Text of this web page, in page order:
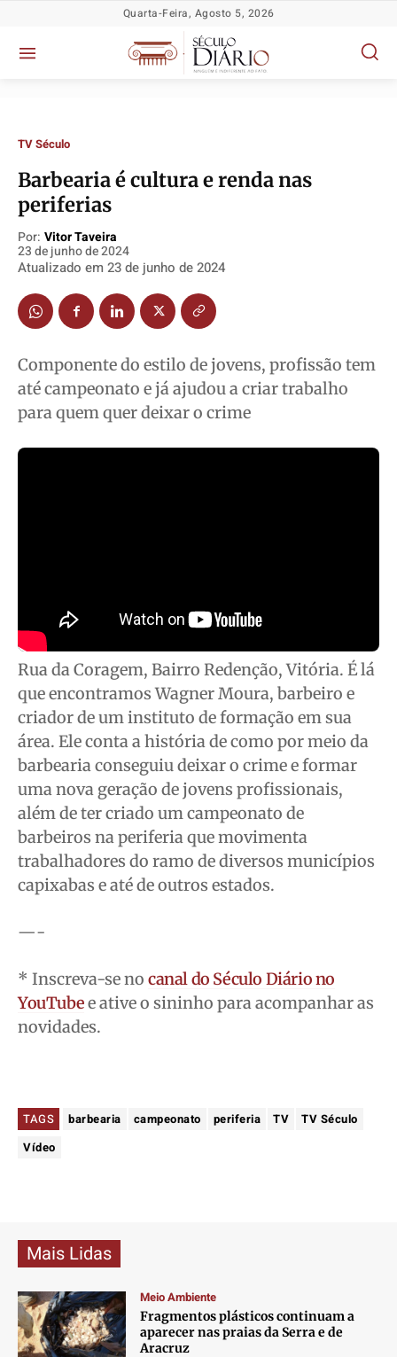
Política
Socioeconômicas
TV Século
Justiça
Segurança
Saúde
Cidades
Direitos
Economia
Wanda Sily
Publicidade Legal
Anuncie
Quem Somos
Expediente
Contato
Anuncie
Termos de Uso
Política
Socioeconômicas
TV Século
Justiça
Segurança
Saúde
Cidades
Direitos
Economia
Wanda Sily
Publicidade Legal
Anuncie
Quem Somos
Expediente
Contato
Anuncie
Termos de Uso
Política
Socioeconômicas
TV Século
Justiça
Segurança
Saúde
Cidades
Direitos
Economia
Wanda Sily
Publicidade Legal
Anuncie
Quem Somos
Expediente
Contato
Anuncie
Termos de Uso
Política
Socioeconômicas
TV Século
Justiça
Segurança
Saúde
Cidades
Direitos
Economia
Wanda Sily
Publicidade Legal
Anuncie
Quem Somos
Expediente
Contato
Anuncie
Termos de Uso
Quarta-Feira, Agosto 5, 2026
TV Século
Barbearia é cultura e renda nas
periferias
Por: Vitor Taveira
23 de junho de 2024
Atualizado em 23 de junho de 2024
Componente do estilo de jovens, profissão tem
até campeonato e já ajudou a criar trabalho
para quem quer deixar o crime
Rua da Coragem, Bairro Redenção, Vitória. É lá
que encontramos Wagner Moura, barbeiro e
criador de um instituto de formação em sua
área. Ele conta a história de como por meio da
barbearia conseguiu deixar o crime e formar
uma nova geração de jovens profissionais,
além de ter criado um campeonato de
barbeiros na periferia que movimenta
trabalhadores do ramo de diversos municípios
capixabas e até de outros estados.
—-
* Inscreva-se no canal do Século Diário no
YouTubee ative o sininho para acompanhar as
novidades.
TAGS barbearia campeonato periferia TV
TV Século
Vídeo
Mais Lidas
Meio Ambiente
Fragmentos plásticos continuam a
aparecer nas praias da Serra e de
Aracruz